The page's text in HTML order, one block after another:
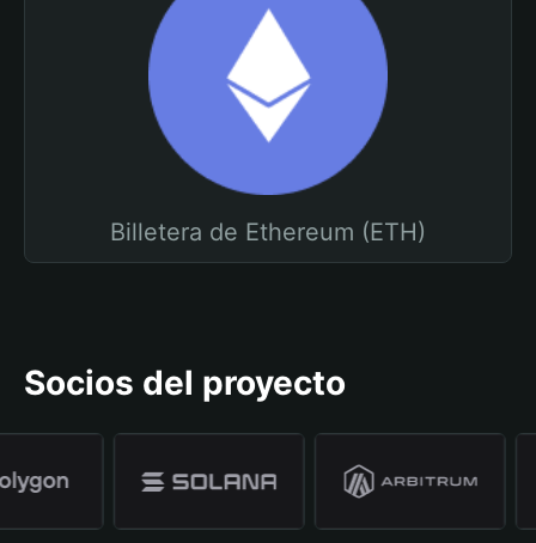
Billetera de Ethereum (ETH)
Socios del proyecto